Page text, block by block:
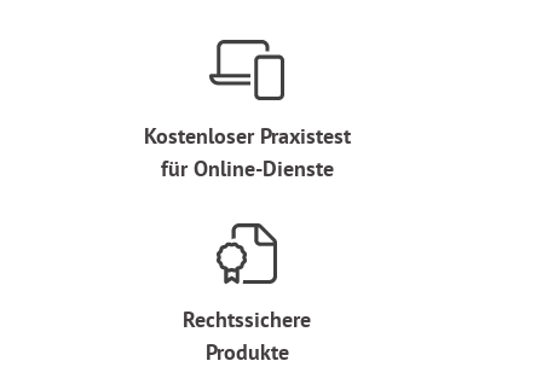
Kostenloser Praxistest
für Online-Dienste
Rechtssichere
Produkte